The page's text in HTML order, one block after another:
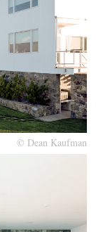
© Dean Kaufman